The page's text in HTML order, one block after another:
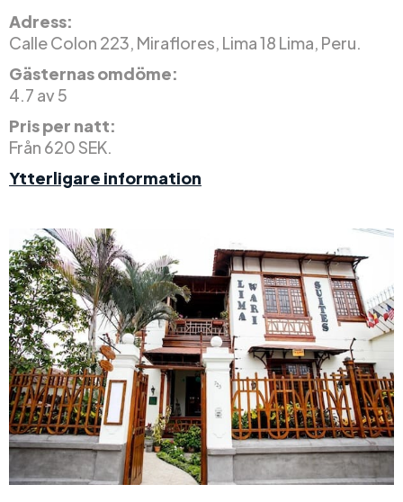
Adress:
Calle Colon 223, Miraflores, Lima 18 Lima, Peru.
Gästernas omdöme:
4.7 av 5
Pris per natt:
Från 620 SEK.
Ytterligare information